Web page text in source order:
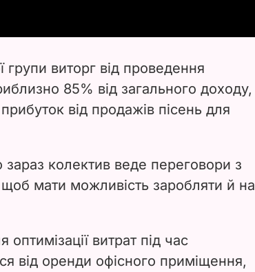
i
d
o
групи виторг від проведення
85% від загального доходу,
від продажів пісень для
колектив веде переговори з
мати можливість заробляти й на
витрат під час
від оренди офісного приміщення,